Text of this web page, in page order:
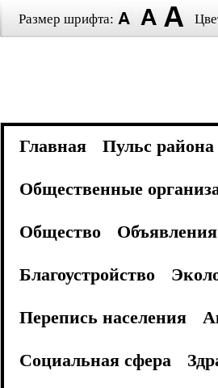
Размер шрифта:
Главная Пульс района
Общественные
Общество
Объявления
Благоустройство
Перепись населения
Социальная сфера